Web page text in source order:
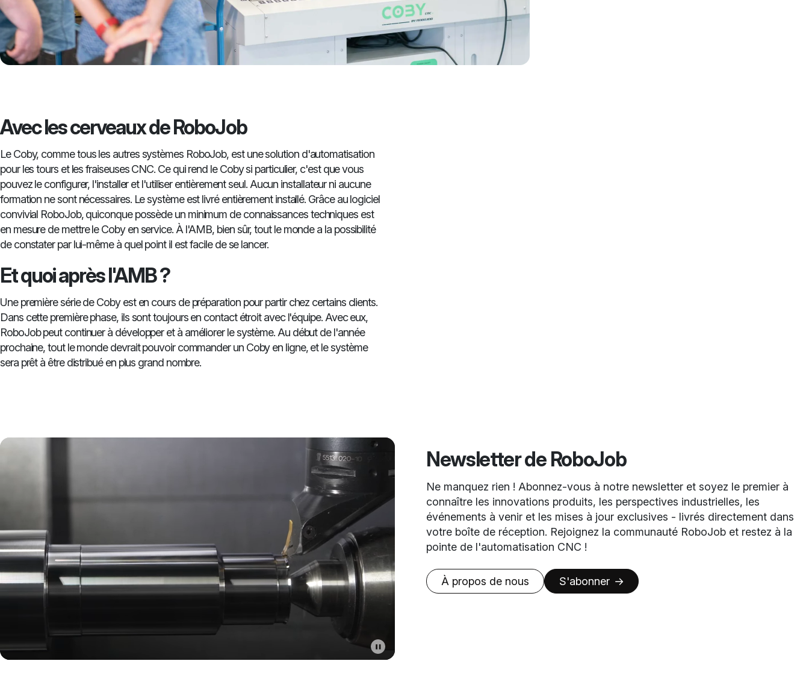
Avec les cerveaux de RoboJob
Le Coby, comme tous les autres systèmes RoboJob, est une solution d'automatisation
pour les tours et les fraiseuses CNC. Ce qui rend le Coby si particulier, c'est que vous
pouvez le configurer, l'installer et l'utiliser entièrement seul. Aucun installateur ni aucune
formation ne sont nécessaires. Le système est livré entièrement installé. Grâce au logiciel
convivial RoboJob, quiconque possède un minimum de connaissances techniques est
en mesure de mettre le Coby en service. À l'AMB, bien sûr, tout le monde a la possibilité
de constater par lui-même à quel point il est facile de se lancer.
Et quoi après l'AMB ?
Une première série de Coby est en cours de préparation pour partir chez certains clients.
Dans cette première phase, ils sont toujours en contact étroit avec l'équipe. Avec eux,
RoboJob peut continuer à développer et à améliorer le système. Au début de l'année
prochaine, tout le monde devrait pouvoir commander un Coby en ligne, et le système
sera prêt à être distribué en plus grand nombre.
Newsletter de RoboJob
Ne manquez rien ! Abonnez-vous à notre newsletter et soyez le premier à
connaître les innovations produits, les perspectives industrielles, les
événements à venir et les mises à jour exclusives - livrés directement dans
votre boîte de réception. Rejoignez la communauté RoboJob et restez à la
pointe de l'automatisation CNC !
À propos de nous S'abonner